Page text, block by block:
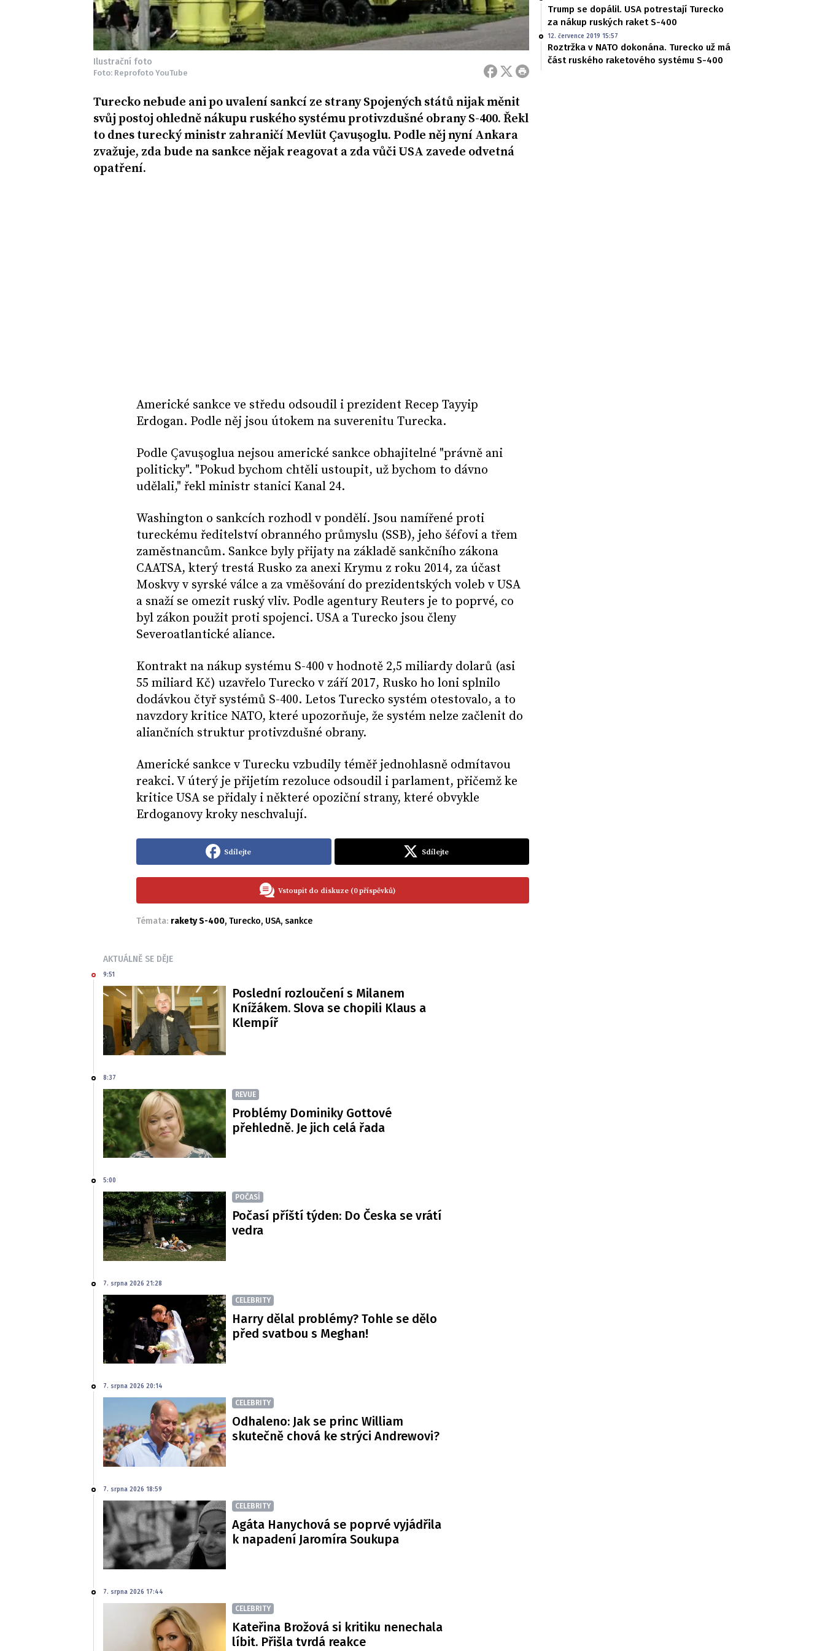
Ilustrační foto
Foto: Reprofoto YouTube
Turecko nebude ani po uvalení sankcí ze strany Spojených států nijak měnit
svůj postoj ohledně nákupu ruského systému protivzdušné obrany S-400. Řekl
to dnes turecký ministr zahraničí Mevlüt Çavuşoglu. Podle něj nyní Ankara
zvažuje, zda bude na sankce nějak reagovat a zda vůči USA zavede odvetná
opatření.
Americké sankce ve středu odsoudil i prezident Recep Tayyip
Erdogan. Podle něj jsou útokem na suverenitu Turecka.
Podle Çavuşoglua nejsou americké sankce obhajitelné "právně ani
politicky". "Pokud bychom chtěli ustoupit, už bychom to dávno
udělali," řekl ministr stanici Kanal 24.
Washington o sankcích rozhodl v pondělí. Jsou namířené proti
tureckému ředitelství obranného průmyslu (SSB), jeho šéfovi a třem
zaměstnancům. Sankce byly přijaty na základě sankčního zákona
CAATSA, který trestá Rusko za anexi Krymu z roku 2014, za účast
Moskvy v syrské válce a za vměšování do prezidentských voleb v USA
a snaží se omezit ruský vliv. Podle agentury Reuters je to poprvé, co
byl zákon použit proti spojenci. USA a Turecko jsou členy
Severoatlantické aliance.
Kontrakt na nákup systému S-400 v hodnotě 2,5 miliardy dolarů (asi
55 miliard Kč) uzavřelo Turecko v září 2017, Rusko ho loni splnilo
dodávkou čtyř systémů S-400. Letos Turecko systém otestovalo, a to
navzdory kritice NATO, které upozorňuje, že systém nelze začlenit do
aliančních struktur protivzdušné obrany.
Americké sankce v Turecku vzbudily téměř jednohlasně odmítavou
reakci. V úterý je přijetím rezoluce odsoudil i parlament, přičemž ke
kritice USA se přidaly i některé opoziční strany, které obvykle
Erdoganovy kroky neschvalují.
Sdílejte Sdílejte
Vstoupit do diskuze (0 příspěvků)
Témata: rakety S-400, Turecko, USA, sankce
Trump se dopálil. USA potrestají Turecko
za nákup ruských raket S-400
12. července 2019 15:57
Roztržka v NATO dokonána. Turecko už má
část ruského raketového systému S-400
AKTUÁLNĚ SE DĚJE
9:51
Poslední rozloučení s Milanem
Knížákem. Slova se chopili Klaus a
Klempíř
8:37
REVUE
Problémy Dominiky Gottové
přehledně. Je jich celá řada
5:00
POČASÍ
Počasí příští týden: Do Česka se vrátí
vedra
7. srpna 2026 21:28
CELEBRITY
Harry dělal problémy? Tohle se dělo
před svatbou s Meghan!
7. srpna 2026 20:14
CELEBRITY
Odhaleno: Jak se princ William
skutečně chová ke strýci Andrewovi?
7. srpna 2026 18:59
CELEBRITY
Agáta Hanychová se poprvé vyjádřila
k napadení Jaromíra Soukupa
7. srpna 2026 17:44
CELEBRITY
Kateřina Brožová si kritiku nenechala
líbit. Přišla tvrdá reakce